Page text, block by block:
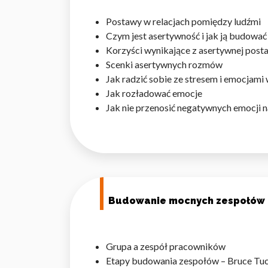
Postawy w relacjach pomiędzy ludźmi
Czym jest asertywność i jak ją budować
Korzyści wynikające z asertywnej
Scenki asertywnych rozmów
Jak radzić sobie ze stresem i
Jak rozładować emocje
Jak nie przenosić negatywnych emocji
Budowanie mocnych zespołów
Grupa a zespół pracowników
Etapy budowania zespołów – Bruce
Statystyczne pliki cookie
na stronie, gromadząc i
Marketing
Marketingowe pliki cookie
reklam, które są istotne i